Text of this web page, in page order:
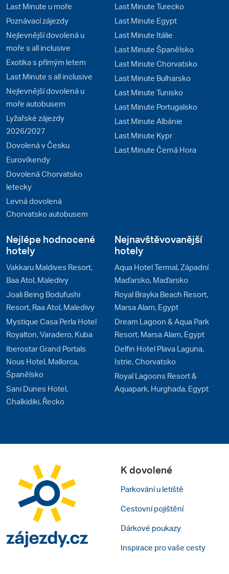
Last Minute u moře
Poznávací zájezdy
Nejlevnější dovolená u
moře s all inclusive
Exotika s přímým letem
Last Minute s all inclusive
Nejlevnější dovolená u
moře autobusem
Lyžařské zájezdy
2026/2027
Dovolená v Česku
Eurovíkendy
Dovolená Chorvatsko
letecky
Levná dovolená
Chorvatsko autobusem
Last Minute Turecko
Last Minute Egypt
Last Minute Itálie
Last Minute Španělsko
Last Minute Chorvatsko
Last Minute Bulharsko
Last Minute Tunisko
Last Minute Portugalsko
Last Minute Albánie
Last Minute Kypr
Last Minute Černá Hora
Nejlépe hodnocené
hotely
Vakkaru Maldives Resort,
Baa Atol, Maledivy
Joali Being Bodufushi
Resort, Raa Atol, Maledivy
Mystique Casa Perla Hotel
Royalton, Varadero, Kuba
Iberostar Grand Portals
Nous Hotel, Mallorca,
Španělsko
Sani Dunes Hotel,
Chalkidiki, Řecko
Nejnavštěvovanější
hotely
Aqua Hotel Termal, Západní
Maďarsko, Maďarsko
Royal Brayka Beach Resort,
Marsa Alam, Egypt
Dream Lagoon & Aqua Park
Resort, Marsa Alam, Egypt
Delfin Hotel Plava Laguna,
Istrie, Chorvatsko
Royal Lagoons Resort &
Aquapark, Hurghada, Egypt
K dovolené
Parkování u letiště
Cestovní pojištění
Dárkové poukazy
Inspirace pro vaše cesty